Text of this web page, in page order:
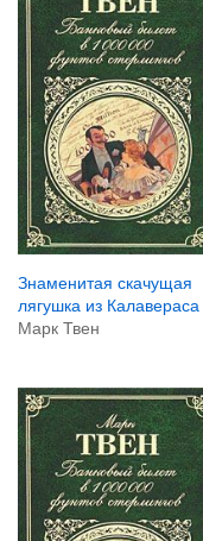
Знаменитая скачущая
лягушка из Калавераса
Марк Твен